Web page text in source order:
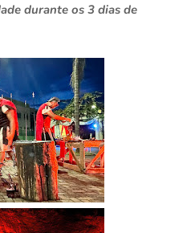
durante os 3 dias de